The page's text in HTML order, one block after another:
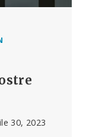
30, 2023